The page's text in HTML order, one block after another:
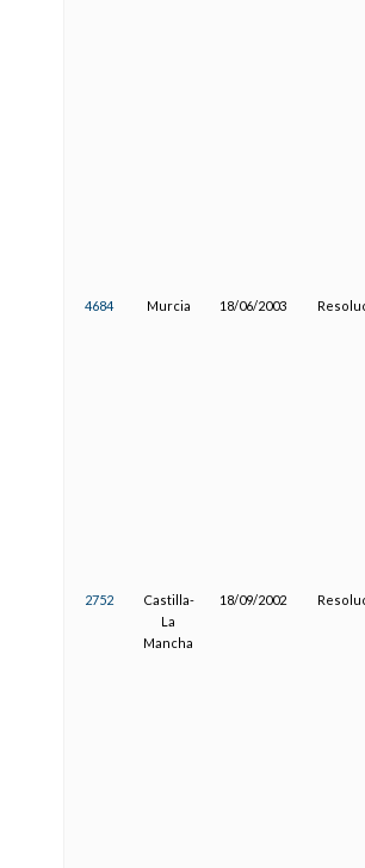
4684 Murcia 18/06/2003
2752
Castilla-
La
Mancha
18/09/2002